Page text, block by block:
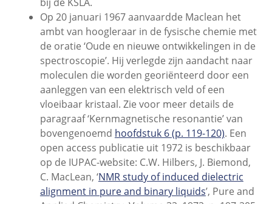
Op 20 januari 1967 aanvaardde Maclean het
ambt van hoogleraar in de fysische chemie met
de oratie ‘Oude en nieuwe ontwikkelingen in de
spectroscopie’. Hij verlegde zijn aandacht naar
moleculen die worden georiënteerd door een
aanleggen van een elektrisch veld of een
vloeibaar kristaal. Zie voor meer details de
paragraaf ‘Kernmagnetische resonantie’ van
bovengenoemd hoofdstuk 6 (p. 119-120). Een
open access publicatie uit 1972 is beschikbaar
op de IUPAC-website: C.W. Hilbers, J. Biemond,
C. MacLean, ‘NMR study of induced dielectric
alignment in pure and binary liquids’, Pure and